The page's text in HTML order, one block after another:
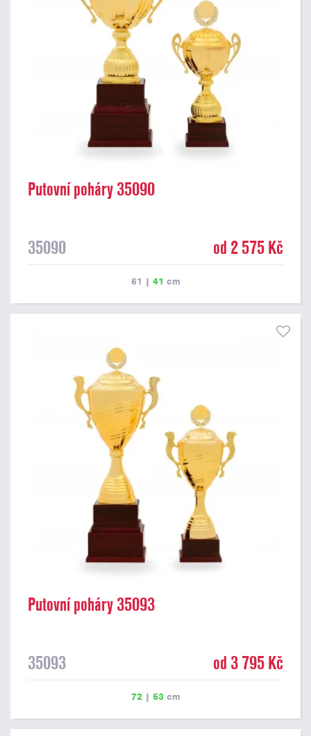
Putovní poháry 35090
35090 od 2 575 Kč
61 | 41 cm
Putovní poháry 35093
35093 od 3 795 Kč
72| 53cm